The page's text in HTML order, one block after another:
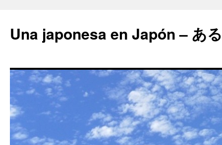
Una japonesa en Japón – あ